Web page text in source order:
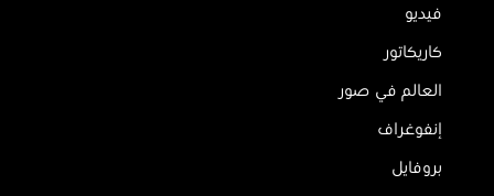
فيديو
كاريكاتور
العالم في صور
إنفوغراف
بروفايل